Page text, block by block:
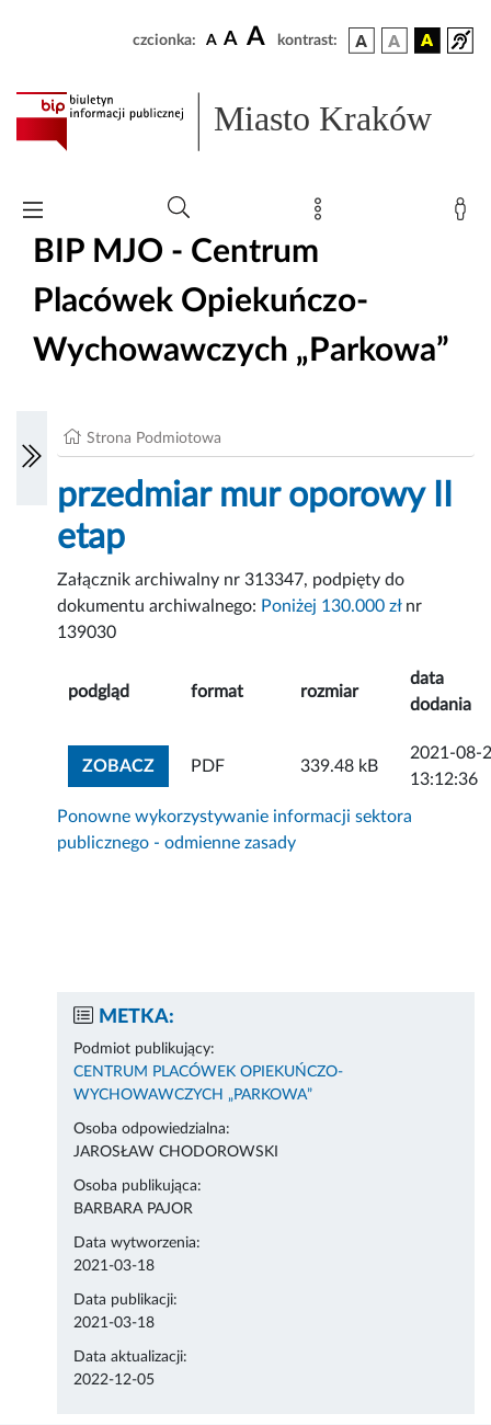
czcionka: A A A kontrast:
Miasto Kraków
BIP MJO - Centrum
Placówek Opiekuńczo-
Wychowawczych „Parkowa”
Strona Podmiotowa
przedmiar mur oporowy II
etap
Załącznik archiwalny nr 313347, podpięty do
dokumentu archiwalnego: Poniżej 130.000 złnr
139030
podgląd format rozmiar
data
dodania
ZOBACZZOBACZ ZAŁĄCZNIK
PDF 339.48 kB
2021-08-
13:12:36
Ponowne wykorzystywanie informacji sektora
publicznego - odmienne zasady
METKA:
Podmiot publikujący:
CENTRUM PLACÓWEK OPIEKUŃCZO-
WYCHOWAWCZYCH „PARKOWA”
Osoba odpowiedzialna:
JAROSŁAW CHODOROWSKI
Osoba publikująca:
BARBARA PAJOR
Data wytworzenia:
2021-03-18
Data publikacji:
2021-03-18
Data aktualizacji:
2022-12-05